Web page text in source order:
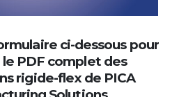
ci-dessous pour
PDF complet des
rigide-flex de PICA